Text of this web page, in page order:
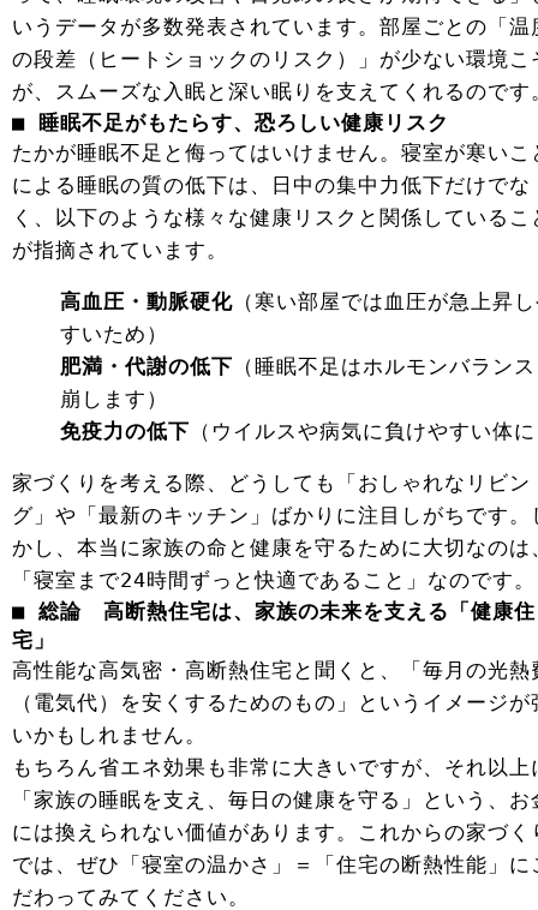
いうデータが多数発表されています。部屋ごとの「温
の段差（ヒートショックのリスク）」が少ない環境こ
が、スムーズな入眠と深い眠りを支えてくれるのです
■ 睡眠不足がもたらす、恐ろしい健康リスク
たかが睡眠不足と侮ってはいけません。寝室が寒いこ
による睡眠の質の低下は、日中の集中力低下だけでな
く、以下のような様々な健康リスクと関係しているこ
が指摘されています。
高血圧・動脈硬化 （寒い部屋では血圧が急上昇
すいため）
肥満・代謝の低下 （睡眠不足はホルモンバラン
崩します）
免疫力の低下 （ウイルスや病気に負けやすい体
家づくりを考える際、どうしても「おしゃれなリビン
グ」や「最新のキッチン」ばかりに注目しがちです。
かし、本当に家族の命と健康を守るために大切なのは
「寝室まで24時間ずっと快適であること」なのです。
■ 総論 高断熱住宅は、家族の未来を支える「健康住
宅」
高性能な高気密・高断熱住宅と聞くと、「毎月の光熱
（電気代）を安くするためのもの」というイメージが
いかもしれません。
もちろん省エネ効果も非常に大きいですが、それ以上
「家族の睡眠を支え、毎日の健康を守る」という、お
には換えられない価値があります。これからの家づく
では、ぜひ「寝室の温かさ」＝「住宅の断熱性能」に
だわってみてください。